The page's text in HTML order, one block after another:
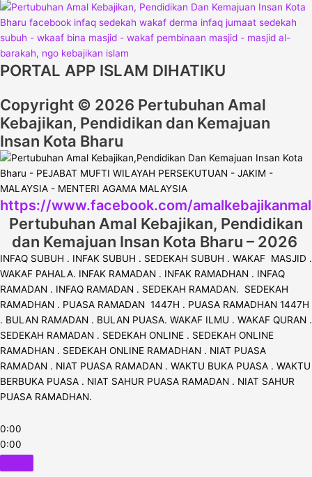
PORTAL APP ISLAM DIHATIKU
Copyright © 2026 Pertubuhan Amal
Kebajikan, Pendidikan dan Kemajuan
Insan Kota Bharu
https://www.facebook.com/
Pertubuhan Amal Kebajikan, Pendidikan
dan Kemajuan Insan Kota Bharu – 2026
INFAQ SUBUH . INFAK SUBUH . SEDEKAH SUBUH . WAKAF MASJID .
WAKAF PAHALA. INFAK RAMADAN . INFAK RAMADHAN . INFAQ
RAMADAN . INFAQ RAMADAN . SEDEKAH RAMADAN. SEDEKAH
RAMADHAN . PUASA RAMADAN 1447H . PUASA RAMADHAN 1447H
. BULAN RAMADAN . BULAN PUASA. WAKAF ILMU . WAKAF QURAN .
SEDEKAH RAMADAN . SEDEKAH ONLINE . SEDEKAH ONLINE
RAMADHAN . SEDEKAH ONLINE RAMADHAN . NIAT PUASA
RAMADAN . NIAT PUASA RAMADAN . WAKTU BUKA PUASA . WAKTU
BERBUKA PUASA . NIAT SAHUR PUASA RAMADAN . NIAT SAHUR
PUASA RAMADHAN.
0:00
0:00